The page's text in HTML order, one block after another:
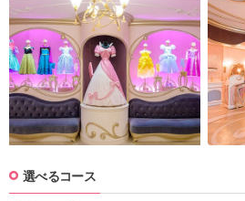
選べるコース